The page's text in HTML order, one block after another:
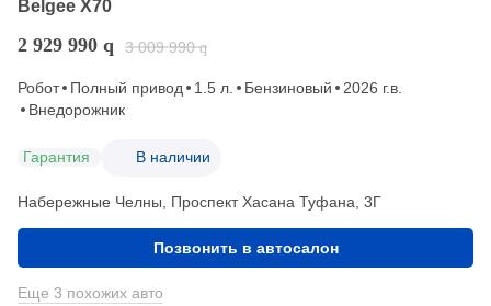
Belgee X70
2 929 990 q 3 009 990 q
Робот Полный привод 1.5 л. Бензиновый
2026 г.в.
Внедорожник
Гарантия В наличии
Набережные Челны, Проспект Хасана Туфана, 3Г
Позвонить в автосалон
Еще 3 похожих авто